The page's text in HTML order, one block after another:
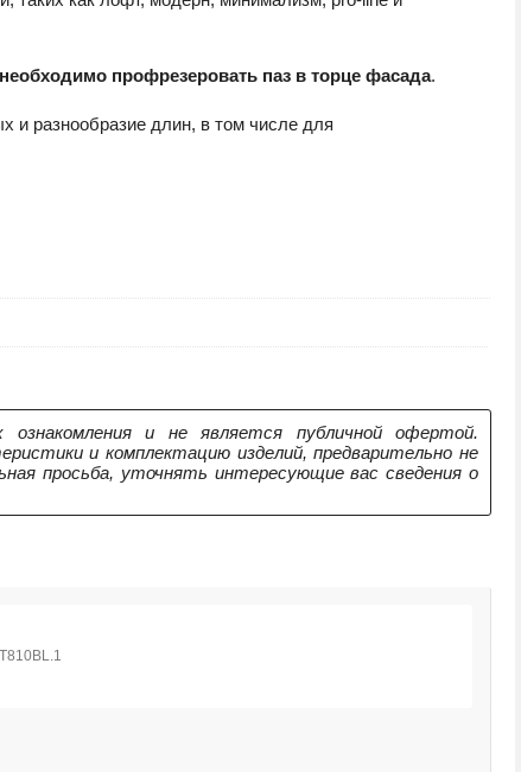
профрезеровать паз в торце фасада.
и разнообразие длин, в том числе для
и не является публичной офертой.
и комплектацию изделий, предварительно не
просьба, уточнять интересующие вас сведения о